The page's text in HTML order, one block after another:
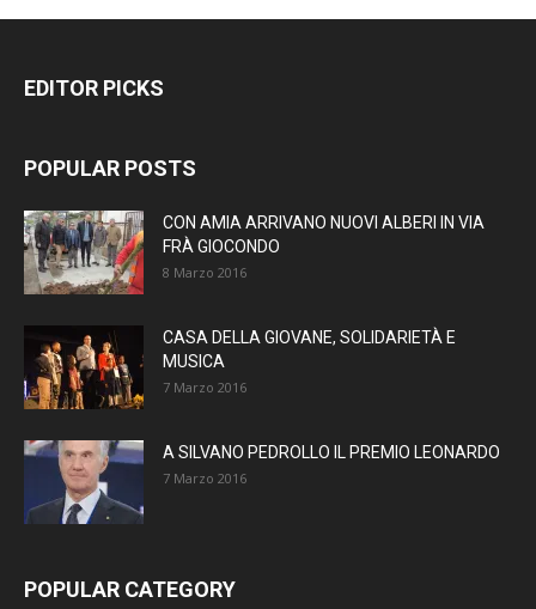
EDITOR PICKS
POPULAR POSTS
CON AMIA ARRIVANO NUOVI ALBERI IN VIA
FRÀ GIOCONDO
8 Marzo 2016
CASA DELLA GIOVANE, SOLIDARIETÀ E
MUSICA
7 Marzo 2016
A SILVANO PEDROLLO IL PREMIO LEONARDO
7 Marzo 2016
POPULAR CATEGORY